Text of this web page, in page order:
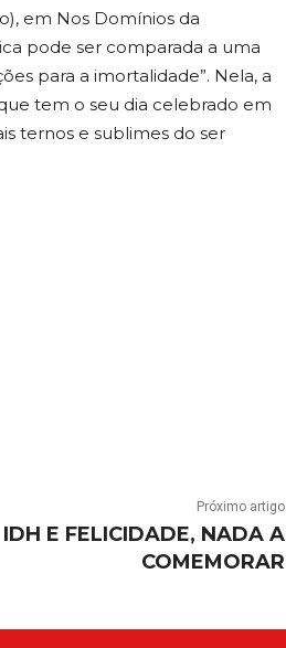
em Nos Domínios da
pode ser comparada a uma
para a imortalidade”. Nela, a
tem o seu dia celebrado em
ternos e sublimes do ser
Próximo artigo
IDH E FELICIDADE, NADA A
COMEMORAR